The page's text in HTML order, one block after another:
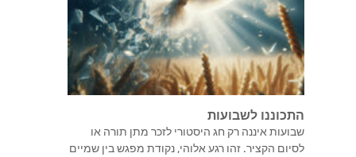
התכוננו לשבועות
שבועות איננה רק חג היסטורי לזכר מתן תורה או
לסיום הקציר. זהו רגע אלוהי, נקודת מפגש בין שמיים